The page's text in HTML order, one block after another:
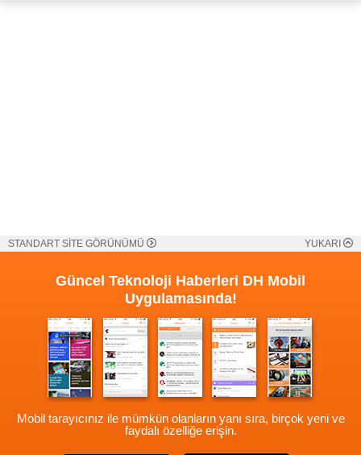
STANDART SİTE GÖRÜNÜMÜ YUKARI
Güncel Teknoloji Haberleri DH Mobil
Uygulamasında!
Mobil tarayıcınız ile mümkün olanların yanı sıra, birçok yeni ve
faydalı özelliğe erişin.